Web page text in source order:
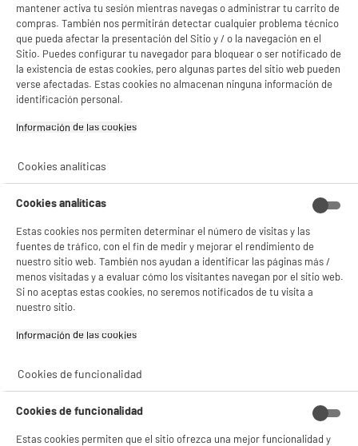
¿QUÉ PUEDES ESPERAR
Rechazar todas
DEPOT
- compartir contenido adaptado a tus preferencias
- ofrecer publicidad y comunicaciones personalizadas
- facilitar el intercambio de contenido en las redes sociales
Consulta la política de cookies.
Si aceptas, la experiencia será aún mejor. Si no acepta, se utilizarán cookies
estadísticas anónimas basadas en tu navegación. Puedes oponerte a su uso
gestionando sus cookies.
¡Buena visita!
mantener activa tu sesión mientras navegas o administrar tu carrito de
compras. También nos permitirán detectar cualquier problema técnico
que pueda afectar la presentación del Sitio y / o la navegación en el
Sitio. Puedes configurar tu navegador para bloquear o ser notificado de
la existencia de estas cookies, pero algunas partes del sitio web pueden
verse afectadas. Estas cookies no almacenan ninguna información de
identificación personal.
Información de las cookies‎
Cookies analíticas
Cookies analíticas
Estas cookies nos permiten determinar el número de visitas y las
fuentes de tráfico, con el fin de medir y mejorar el rendimiento de
nuestro sitio web. También nos ayudan a identificar las páginas más /
menos visitadas y a evaluar cómo los visitantes navegan por el sitio web.
Si no aceptas estas cookies, no seremos notificados de tu visita a
nuestro sitio.
Información de las cookies‎
Cookies de funcionalidad
Cookies de funcionalidad
Estas cookies permiten que el sitio ofrezca una mejor funcionalidad y